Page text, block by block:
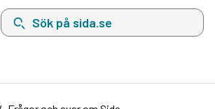
Sök på sida.se, sökförslag kommer att visas